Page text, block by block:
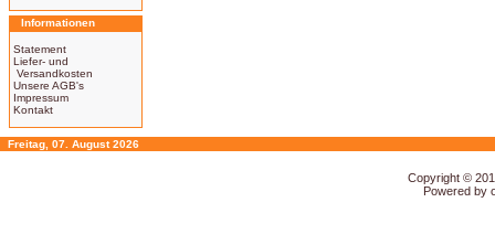
Informationen
Statement
Liefer- und
Versandkosten
Unsere AGB's
Impressum
Kontakt
Freitag, 07. August 2026
Copyright ©
Powered by